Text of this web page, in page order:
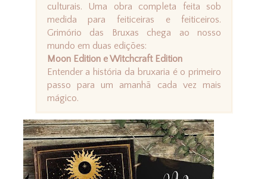
culturais. Uma obra completa feita sob
medida para feiticeiras e feiticeiros.
Grimório das Bruxas chega ao nosso
mundo em duas edições:
Moon Edition e Witchcraft Edition
Entender a história da bruxaria é o primeiro
passo para um amanhã cada vez mais
mágico.